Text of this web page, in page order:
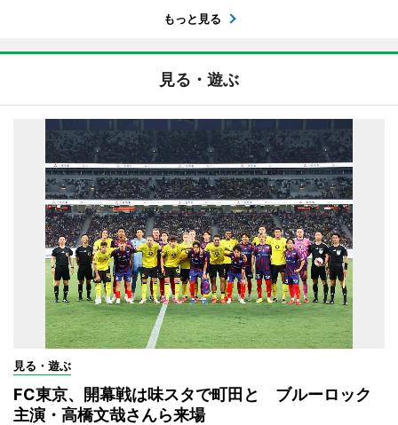
もっと見る
見る・遊ぶ
見る・遊ぶ
FC東京、開幕戦は味スタで町田と ブルーロック
主演・高橋文哉さんら来場